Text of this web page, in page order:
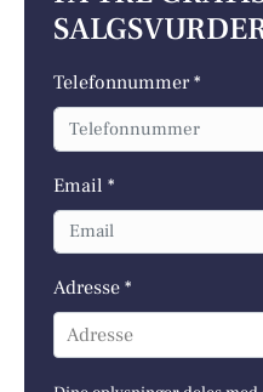
Telefonnummer *
Email *
Adresse *
Adresse